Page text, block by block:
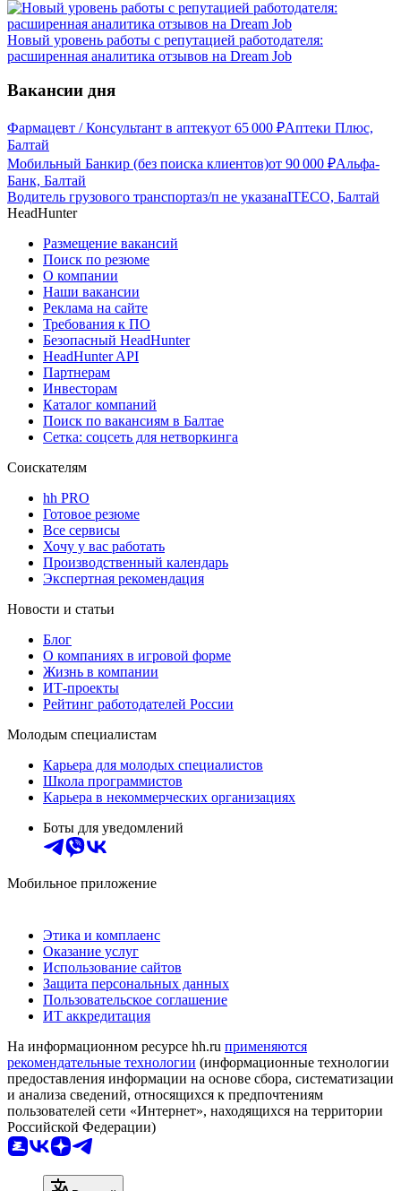
Новый уровень работы с репутацией работодателя:
расширенная аналитика отзывов на Dream Job
Вакансии дня
Фармацевт / Консультант в аптекуот 65 000 ₽Аптеки Плюс,
Балтай
Мобильный Банкир (без поиска клиентов)от 90 000 ₽Альфа-
Банк, Балтай
Водитель грузового транспортаз/п не указанаITECO, Балтай
HeadHunter
Размещение вакансий
Поиск по резюме
О компании
Наши вакансии
Реклама на сайте
Требования к ПО
Безопасный HeadHunter
HeadHunter API
Партнерам
Инвесторам
Каталог компаний
Поиск по вакансиям в Балтае
Сетка: соцсеть для нетворкинга
Соискателям
hh PRO
Готовое резюме
Все сервисы
Хочу у вас работать
Производственный календарь
Экспертная рекомендация
Новости и статьи
Блог
О компаниях в игровой форме
Жизнь в компании
ИТ-проекты
Рейтинг работодателей России
Молодым специалистам
Карьера для молодых специалистов
Школа программистов
Карьера в некоммерческих организациях
Боты для уведомлений
Мобильное приложение
Этика и комплаенс
Оказание услуг
Использование сайтов
Защита персональных данных
Пользовательское соглашение
ИТ аккредитация
На информационном ресурсе hh.ru применяются
рекомендательные технологии (информационные технологии
предоставления информации на основе сбора, систематизации
и анализа сведений, относящихся к предпочтениям
пользователей сети «Интернет», находящихся на территории
Российской Федерации)